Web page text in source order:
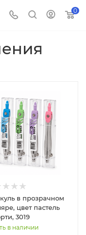
0
в прозрачном
цвет пастель
ассорти, 3019
в наличии